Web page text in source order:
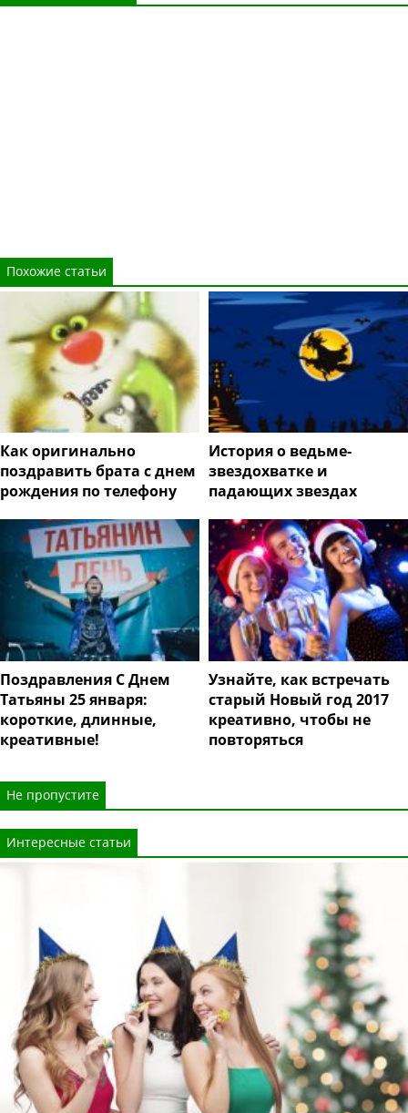
Похожие статьи
Как оригинально
поздравить брата с днем
рождения по телефону
История о ведьме-
звездохватке и
падающих звездах
Поздравления С Днем
Татьяны 25 января:
короткие, длинные,
креативные!
Узнайте, как встречать
старый Новый год 2017
креативно, чтобы не
повторяться
Не пропустите
Интересные статьи